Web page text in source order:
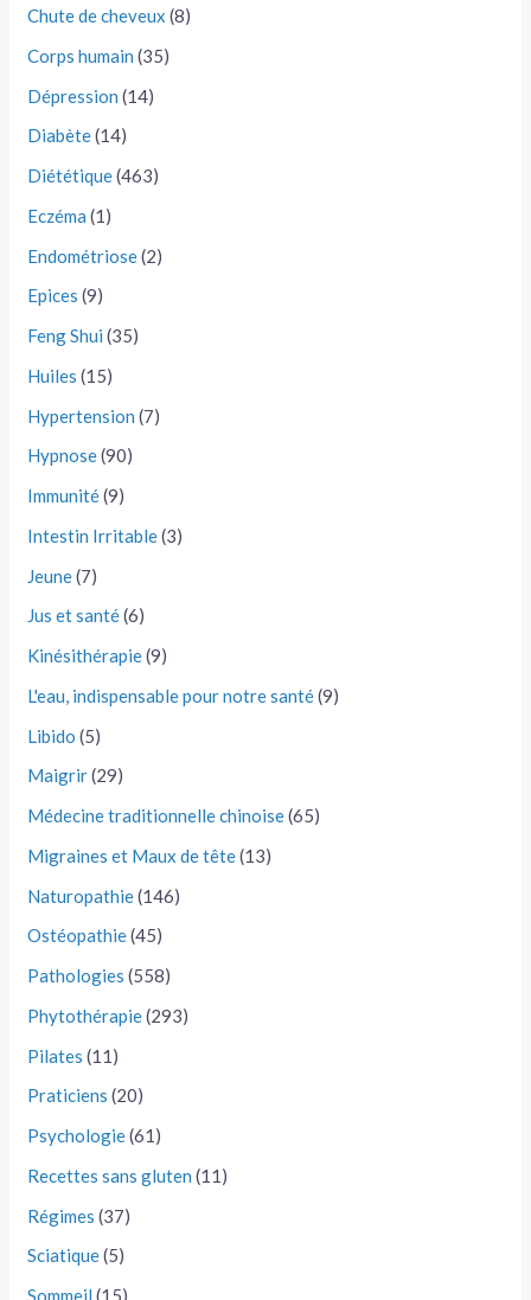
Chute de cheveux (8)
Corps humain (35)
Dépression (14)
Diabète(14)
Diététique(463)
Eczéma (1)
Endométriose(2)
Epices (9)
Feng Shui (35)
Huiles (15)
Hypertension (7)
Hypnose(90)
Immunité(9)
Intestin Irritable(3)
Jeune(7)
Jus et santé(6)
Kinésithérapie(9)
L'eau, indispensable pour notre santé(9)
Libido (5)
Maigrir(29)
Médecine traditionnelle chinoise(65)
Migraines et Maux de tête(13)
Naturopathie(146)
Ostéopathie(45)
Pathologies (558)
Phytothérapie(293)
Pilates (11)
Praticiens (20)
Psychologie(61)
Recettes sans gluten (11)
Régimes (37)
Sciatique(5)
Sommeil (15)